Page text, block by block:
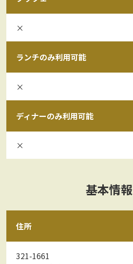
×
ランチのみ利用可能
×
ディナーのみ利用可能
×
基本情報
住所
321-1661